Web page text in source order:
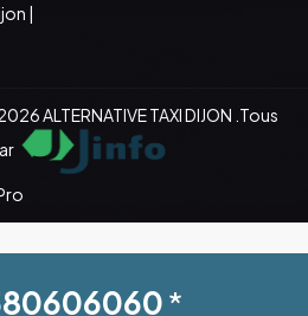
|
ALTERNATIVE TAXI DIJON .Tous
*